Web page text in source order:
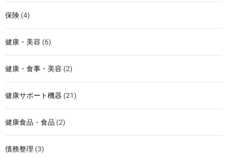
保険 (4)
健康・美容 (6)
健康・食事・美容 (2)
健康サポート機器 (21)
健康食品・食品 (2)
債務整理 (3)